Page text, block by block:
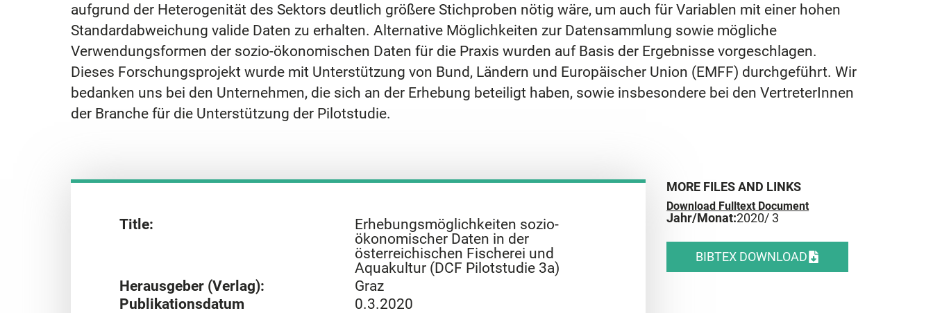
aufgrund der Heterogenität des Sektors deutlich größere Stichproben nötig wäre, um auch für Variablen mit einer hohen
Standardabweichung valide Daten zu erhalten. Alternative Möglichkeiten zur Datensammlung sowie mögliche
Verwendungsformen der sozio-ökonomischen Daten für die Praxis wurden auf Basis der Ergebnisse vorgeschlagen.
Dieses Forschungsprojekt wurde mit Unterstützung von Bund, Ländern und Europäischer Union (EMFF) durchgeführt. Wir
bedanken uns bei den Unternehmen, die sich an der Erhebung beteiligt haben, sowie insbesondere bei den VertreterInnen
der Branche für die Unterstützung der Pilotstudie.
Title:
Erhebungsmöglichkeiten sozio-
ökonomischer Daten in der
österreichischen Fischerei und
Aquakultur (DCF Pilotstudie 3a)
Herausgeber (Verlag):
Graz
Publikationsdatum
0.3.2020
MORE FILES AND LINKS
Download Fulltext Document
Jahr/Monat:2020/ 3
BIBTEX DOWNLOAD